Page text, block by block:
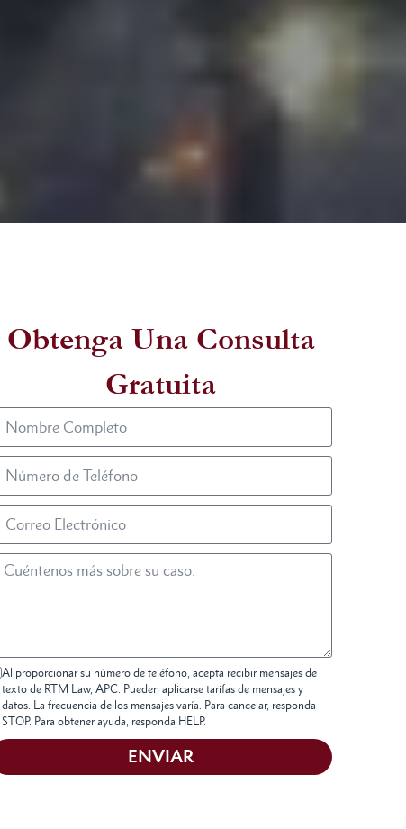
Obtenga Una Consulta
Gratuita
Al proporcionar su número de teléfono, acepta recibir mensajes de
texto de RTM Law, APC. Pueden aplicarse tarifas de mensajes y
datos. La frecuencia de los mensajes varía. Para cancelar, responda
STOP. Para obtener ayuda, responda HELP.
ENVIAR